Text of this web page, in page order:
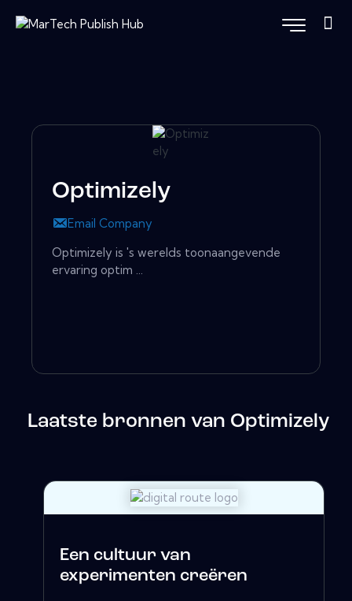
Optimizely
Email Company
Optimizely is 's werelds toonaangevende
ervaring optim ...
Laatste bronnen van Optimizely
Een cultuur van
experimenten creëren